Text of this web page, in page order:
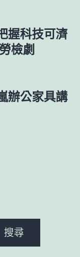
握科技可濟
檢劇
辦公家具講
搜尋